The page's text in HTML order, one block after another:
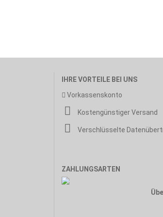
IHRE VORTEILE BEI UNS
Vorkassenskonto
Kostengünstiger Versand
Verschlüsselte
ZAHLUNGSARTEN